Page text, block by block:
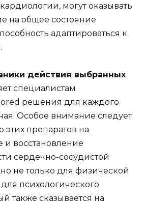
могут оказывать
на общее состояние
адаптироваться к
действия выбранных
специалистам
решения для каждого
Особое внимание следует
препаратов на
восстановление
сердечно-сосудистой
не только для физической
психологического
также сказывается на